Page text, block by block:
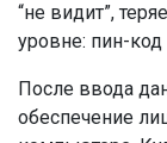
“не видит”,
уровне: пин-код
После ввода
обеспечение